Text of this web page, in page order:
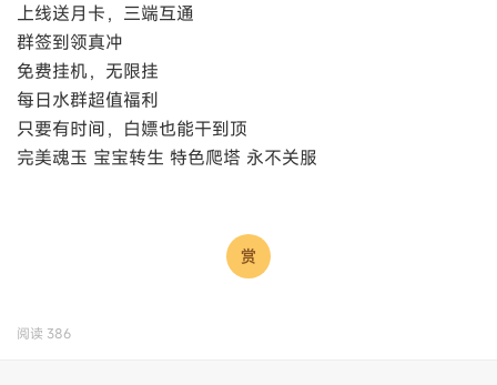
上线送月卡，三端互通
群签到领真冲
免费挂机，无限挂
每日水群超值福利
只要有时间，白嫖也能干到顶
完美魂玉 宝宝转生 特色爬塔 永不关服
阅读 386